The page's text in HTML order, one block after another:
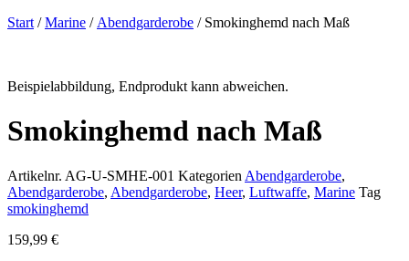
Start /Marine / Abendgarderobe / Smokinghemd nach Maß
Beispielabbildung, Endprodukt kann abweichen.
Smokinghemd nach Maß
Artikelnr. AG-U-SMHE-001 Kategorien Abendgarderobe,
Abendgarderobe, Abendgarderobe, Heer, Luftwaffe, Marine Tag
smokinghemd
159,99 €